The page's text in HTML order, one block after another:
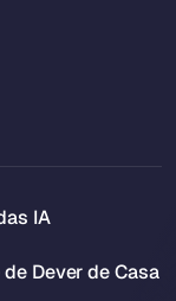
IA
Dever de Casa